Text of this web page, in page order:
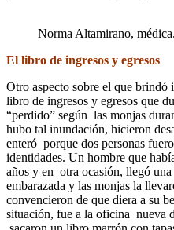
Norma Altamirano,
El libro de ingresos y egresos
Otro aspecto sobre el que
libro de ingresos y egresos que
“perdido” según las monjas
hubo tal inundación, hicieron
enteró porque dos personas
identidades. Un hombre que
años y en otra ocasión, llegó
embarazada y las monjas la
convencieron de que diera a su
situación, fue a la oficina nueva